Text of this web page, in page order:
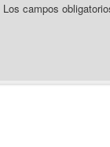
Los campos